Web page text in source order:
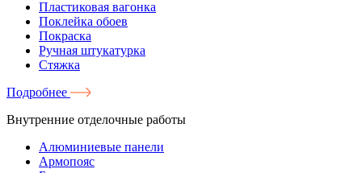
Пластиковая вагонка
Поклейка обоев
Покраска
Ручная штукатурка
Стяжка
Подробнее
Внутренние отделочные работы
Алюминиевые панели
Армопояс